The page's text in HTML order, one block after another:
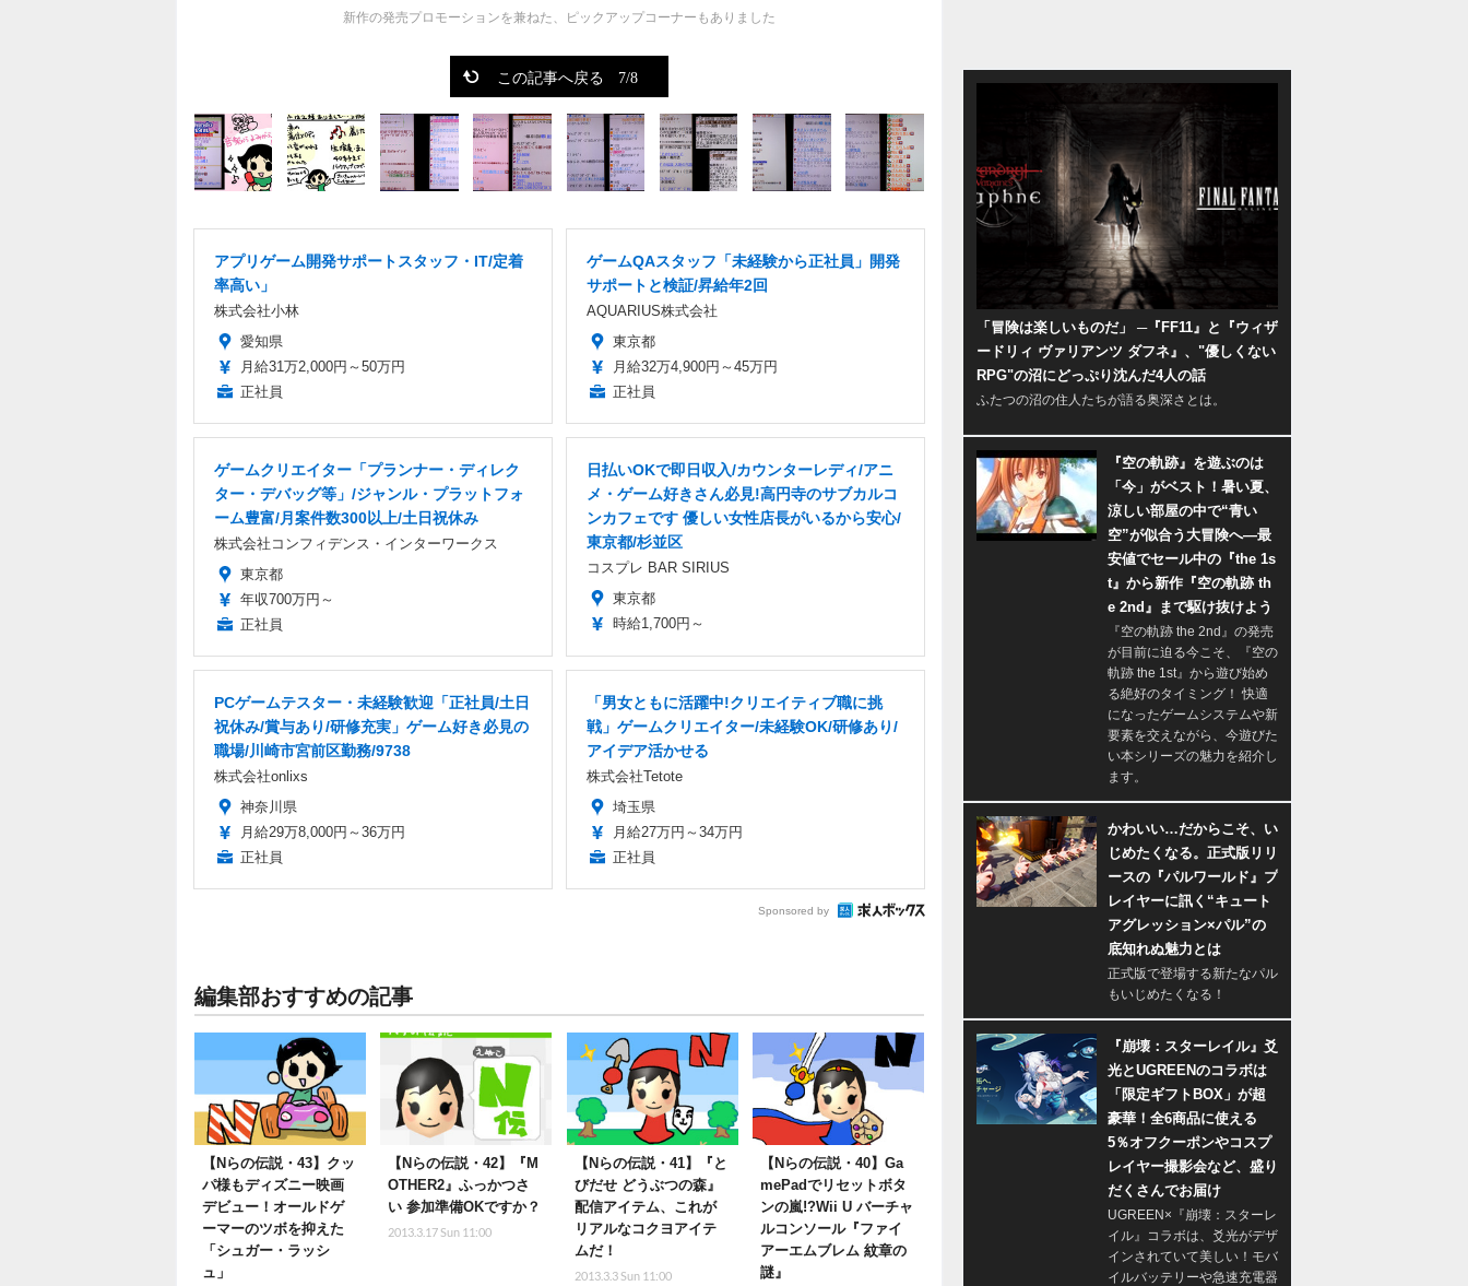
新作の発売プロモーションを兼ねた、ピックアップコーナーもありました
この記事へ戻る 7/8
アプリゲーム開発サポートスタッフ・IT/定着
率高い」
株式会社小林
愛知県
月給31万2,000円～50万円
正社員
ゲームQAスタッフ「未経験から正社員」開発
サポートと検証/昇給年2回
AQUARIUS株式会社
東京都
月給32万4,900円～45万円
正社員
ゲームクリエイター「プランナー・ディレク
ター・デバッグ等」/ジャンル・プラットフォ
ーム豊富/月案件数300以上/土日祝休み
株式会社コンフィデンス・インターワークス
東京都
年収700万円～
正社員
日払いOKで即日収入/カウンターレディ/アニ
メ・ゲーム好きさん必見!高円寺のサブカルコ
ンカフェです 優しい女性店長がいるから安心/
東京都/杉並区
コスプレ BAR SIRIUS
東京都
時給1,700円～
PCゲームテスター・未経験歓迎「正社員/土日
祝休み/賞与あり/研修充実」ゲーム好き必見の
職場/川崎市宮前区勤務/9738
株式会社onlixs
神奈川県
月給29万8,000円～36万円
正社員
「男女ともに活躍中!クリエイティブ職に挑
戦」ゲームクリエイター/未経験OK/研修あり/
アイデア活かせる
株式会社Tetote
埼玉県
月給27万円～34万円
正社員
Sponsored by
編集部おすすめの記事
【Nらの伝説・43】クッ
パ様もディズニー映画
デビュー！オールドゲ
ーマーのツボを抑えた
「シュガー・ラッシ
ュ」
【Nらの伝説・42】『M
OTHER2』ふっかつさ
い 参加準備OKですか？
2013.3.17 Sun 11:00
【Nらの伝説・41】『と
びだせ どうぶつの森』
配信アイテム、これが
リアルなコクヨアイテ
ムだ！
2013.3.3 Sun 11:00
【Nらの伝説・40】Ga
mePadでリセットボタ
ンの嵐!?Wii U バーチャ
ルコンソール『ファイ
アーエムブレム 紋章の
謎』
「冒険は楽しいものだ」 ─『FF11』と『ウィザ
ードリィ ヴァリアンツ ダフネ』、"優しくない
RPG"の沼にどっぷり沈んだ4人の話
ふたつの沼の住人たちが語る奥深さとは。
『空の軌跡』を遊ぶのは
「今」がベスト！暑い夏、
涼しい部屋の中で“青い
空”が似合う大冒険へ―最
安値でセール中の『the 1s
t』から新作『空の軌跡 th
e 2nd』まで駆け抜けよう
『空の軌跡 the 2nd』の発売
が目前に迫る今こそ、『空の
軌跡 the 1st』から遊び始め
る絶好のタイミング！ 快適
になったゲームシステムや新
要素を交えながら、今遊びた
い本シリーズの魅力を紹介し
ます。
かわいい…だからこそ、い
じめたくなる。正式版リリ
ースの『パルワールド』プ
レイヤーに訊く“キュート
アグレッション×パル”の
底知れぬ魅力とは
正式版で登場する新たなパル
もいじめたくなる！
『崩壊：スターレイル』爻
光とUGREENのコラボは
「限定ギフトBOX」が超
豪華！全6商品に使える
5％オフクーポンやコスプ
レイヤー撮影会など、盛り
だくさんでお届け
UGREEN×『崩壊：スターレ
イル』コラボは、爻光がデザ
インされていて美しい！モバ
イルバッテリーや急速充電器